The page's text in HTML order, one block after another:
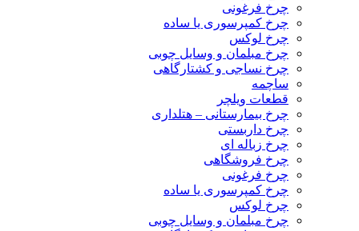
چرخ فرغونی
چرخ کمپرسوری یا ساده
چرخ لوکس
چرخ مبلمان و وسایل چوبی
چرخ نساجی و کشتارگاهی
ساچمه
قطعات ویلچر
چرخ بیمارستانی – هتلداری
چرخ داربستی
چرخ زباله ای
چرخ فروشگاهی
چرخ فرغونی
چرخ کمپرسوری یا ساده
چرخ لوکس
چرخ مبلمان و وسایل چوبی